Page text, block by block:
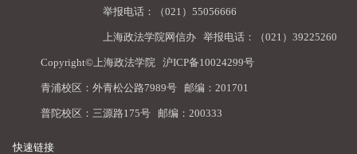
举报电话：（021）55056666
上海政法学院网信办 举报电话：（021）39225260
Copyright©上海政法学院 沪ICP备10024299号
青浦校区：外青松公路7989号 邮编：201701
普陀校区：三源路175号 邮编：200333
快速链接